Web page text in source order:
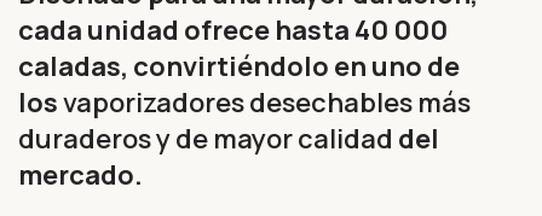
cada unidad ofrece hasta 40 000
caladas, convirtiéndolo en uno de
losvaporizadores desechables más
duraderos y de mayor calidad del
mercado.